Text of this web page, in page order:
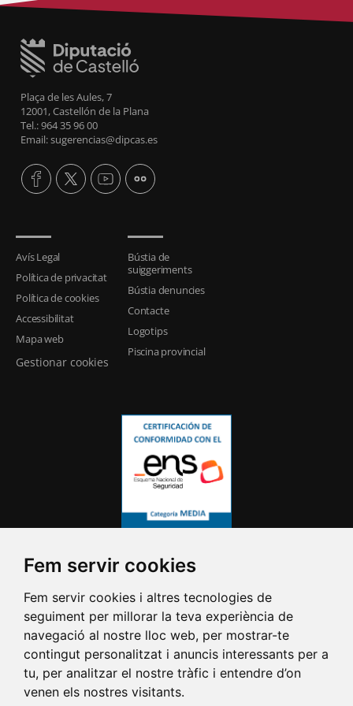
Fem servir cookies
Fem servir cookies i altres tecnologies de
seguiment per millorar la teva experiència de
navegació al nostre lloc web, per mostrar-te
contingut personalitzat i anuncis interessants per a
tu, per analitzar el nostre tràfic i entendre d’on
venen els nostres visitants.
Plaça de les Aules, 7
12001, Castellón de la Plana
Tel.: 964 35 96 00
Email: sugerencias@dipcas.es
Avís Legal
Política de privacitat
Política de cookies
Accessibilitat
Mapa web
Gestionar cookies
Bústia de
suiggeriments
Bústia denuncies
Contacte
Logotips
Piscina provincial